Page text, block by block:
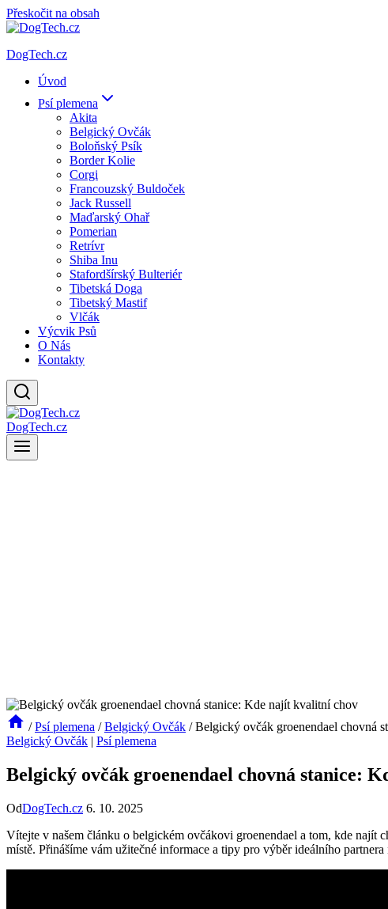
Přeskočit na obsah
DogTech.cz
Úvod
Psí plemena
Akita
Belgický Ovčák
Boloňský Psík
Border Kolie
Corgi
Francouzský Buldoček
Jack Russell
Maďarský Ohař
Pomerian
Retrívr
Shiba Inu
Stafordšírský Bulteriér
Tibetská Doga
Tibetský Mastif
Vlčák
Výcvik Psů
O Nás
Kontakty
DogTech.cz
/ Psí plemena / Belgický Ovčák / Belgický ovčák groenendael chovná
Belgický Ovčák | Psí plemena
Belgický ovčák groenendael chovná stanice:
OdDogTech.cz 6. 10. 2025
Vítejte v našem článku o belgickém ovčákovi groenendael a tom, kde najít
místě. Přinášíme vám užitečné informace a tipy pro výběr ideálního partnera